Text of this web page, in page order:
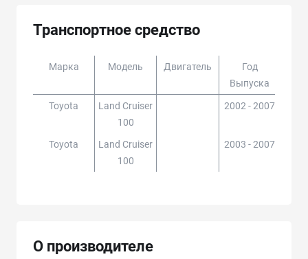
Транспортное средство
Марка Модель Двигатель
Год
Выпуска
Toyota
Land Cruiser
100
2002 - 2007
Toyota
Land Cruiser
100
2003 - 2007
О производителе